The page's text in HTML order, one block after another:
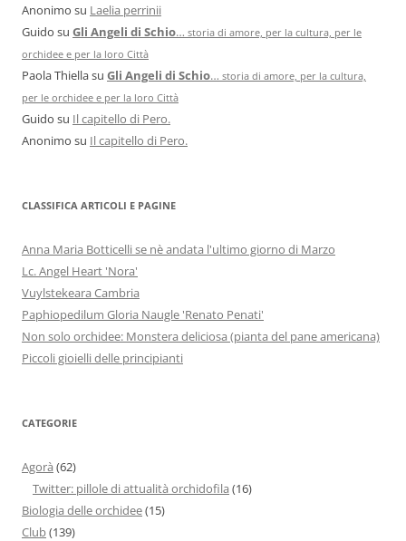
Anonimo su Laelia perrinii
Guido su Gli Angeli di Schio… storia di amore, per la cultura, per le
orchidee e per la loro Città
Paola Thiellasu Gli Angeli di Schio… storia di amore, per la cultura,
per le orchidee e per la loro Città
Guido su Il capitello di Pero.
Anonimo su Il capitello di Pero.
CLASSIFICA ARTICOLI E PAGINE
Anna Maria Botticelli se nè andata l'ultimo giorno di Marzo
Lc. Angel Heart 'Nora'
Vuylstekeara Cambria
Paphiopedilum Gloria Naugle 'Renato Penati'
Non solo orchidee: Monstera deliciosa (pianta del pane americana)
Piccoli gioielli delle principianti
CATEGORIE
Agorà (62)
Twitter: pillole di attualità orchidofila (16)
Biologia delle orchidee(15)
Club(139)